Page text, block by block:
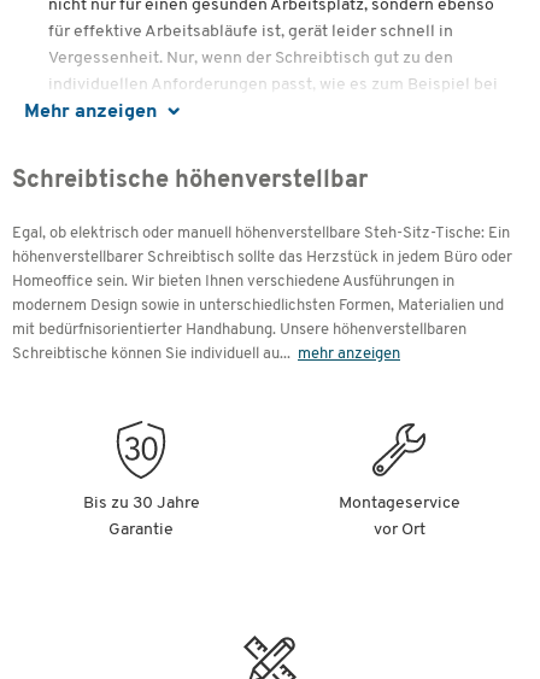
Mehr anzeigen
nicht nur für einen gesunden Arbeitsplatz, sondern ebenso
für effektive Arbeitsabläufe ist, gerät leider schnell in
Vergessenheit. Nur, wenn der Schreibtisch gut zu den
individuellen Anforderungen passt, wie es zum Beispiel bei
höhenverstellbaren Schreibtischen der Fall ist, kann daran
Produktberater finden Sie ganz einfach Ihren passenden
höhenverstellbaren Schreibtisch.
Inhalte
Körpergröße
Der richtige Schreibtisch: Überlegungen vor dem Kauf
Fixe Höhe oder höhenverstellbarer Schreibtisch? Alle
Mechaniken im Überblick
Gestellformen im Überblick
Schreibtische höhenverstellbar
Egal, ob elektrisch oder manuell höhenverstellbare Steh-Sitz-Tische: Ein
höhenverstellbarer Schreibtisch sollte das Herzstück in jedem Büro oder
Homeoffice sein. Wir bieten Ihnen verschiedene Ausführungen in
modernem Design sowie in unterschiedlichsten Formen, Materialien und
mit bedürfnisorientierter Handhabung. Unsere höhenverstellbaren
Schreibtische können Sie individuell au... mehr anzeigen
Bis zu 30 Jahre
Garantie
Montageservice
vor Ort